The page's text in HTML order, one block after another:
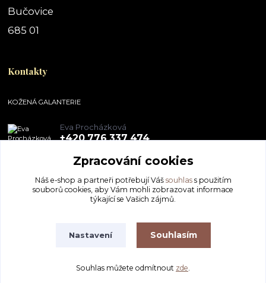
Bučovice
685 01
Kontakty
KOŽENÁ GALANTERIE
Eva Procházková
+420 776 337 474
obchod@pegal.cz
Vytvořeno na
Eshop-rychle.cz
Zpracování cookies
Náš e-shop a partneři potřebují Váš souhlass použitím
souborů cookies, aby Vám mohli zobrazovat informace
týkající se Vašich zájmů.
Nastavení Souhlasím
Souhlas můžete odmítnout zde